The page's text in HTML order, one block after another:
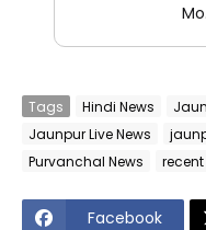
Tags Hindi News
Jaunpur Live News
Purvanchal News
recent
Facebook